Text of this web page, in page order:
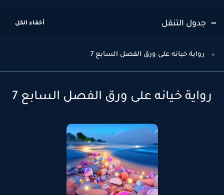
جدول التنقل
رواية خيانه على ورق الفصل السابع 7
رواية خيانه على ورق الفصل السابع 7